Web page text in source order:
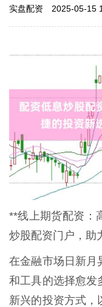
实盘配资 2025-05-15
**线上期货配资：
炒股配资门户，助
在金融市场日新月
和工具的选择愈发
新兴的投资方式，